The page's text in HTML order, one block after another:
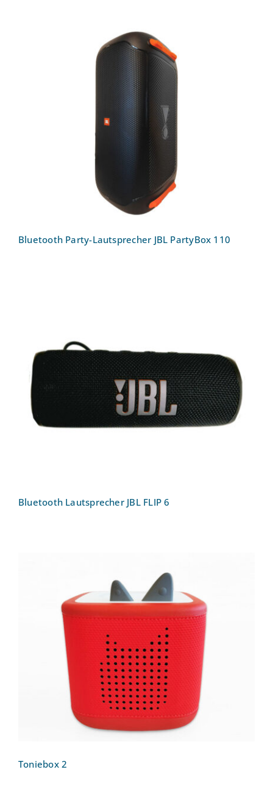
Bluetooth Party-Lautsprecher JBL
PartyBox 110
Bluetooth Party-Lautsprecher JBL PartyBox 110
Bluetooth Lautsprecher JBL FLIP 6
Bluetooth Lautsprecher JBL FLIP 6
Toniebox 2
Toniebox 2